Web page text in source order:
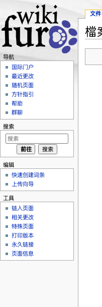
檔
文件
导航
国际门户
最近更改
随机页面
方针指引
帮助
群聊
搜索
编辑
快速创建词条
上传向导
工具
链入页面
相关更改
特殊页面
打印版本
永久链接
页面信息